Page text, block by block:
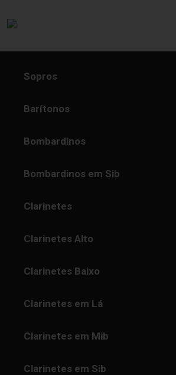
Sopros
Barítonos
Bombardinos
Bombardinos em Sib
Clarinetes
Clarinetes Alto
Clarinetes Baixo
Clarinetes em Lá
Clarinetes em Mib
Clarinetes em Sib